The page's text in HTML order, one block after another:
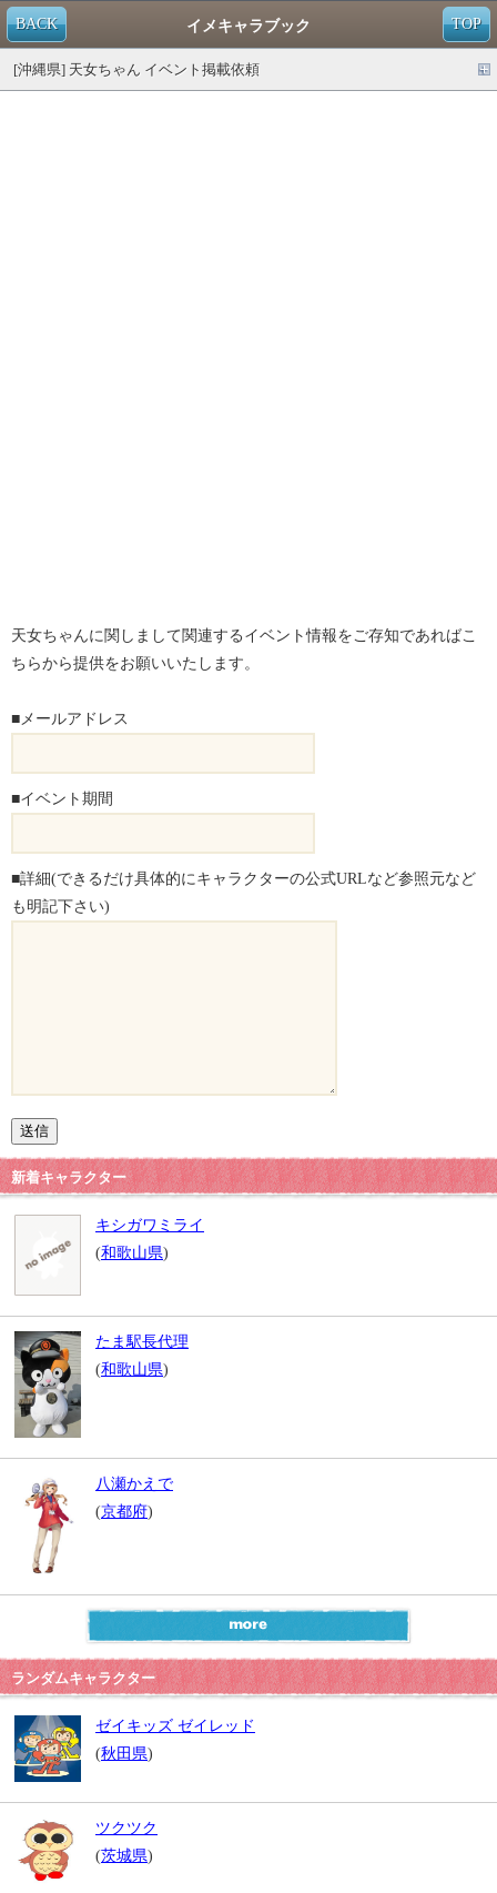
TOP
BACK イメキャラブック
[沖縄県] 天女ちゃん イベント掲載依頼
天女ちゃんに関しまして関連するイベント情報をご存知であればこ
ちらから提供をお願いいたします。
■メールアドレス
■イベント期間
■詳細(できるだけ具体的にキャラクターの公式URLなど参照元など
も明記下さい)
新着キャラクター
キシガワミライ
(和歌山県)
たま駅長代理
(和歌山県)
八瀬かえで
(京都府)
ランダムキャラクター
ゼイキッズ ゼイレッド
(秋田県)
ツクツク
(茨城県)